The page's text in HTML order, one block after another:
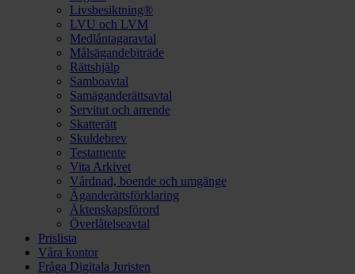
Livsbesiktning®
LVU och LVM
Medlåntagaravtal
Målsägandebiträde
Rättshjälp
Samboavtal
Samäganderättsavtal
Servitut och arrende
Skatterätt
Skuldebrev
Testamente
Vita Arkivet
Vårdnad, boende och umgänge
Äganderättsförklaring
Äktenskapsförord
Överlåtelseavtal
Prislista
Våra kontor
Fråga Digitala Juristen